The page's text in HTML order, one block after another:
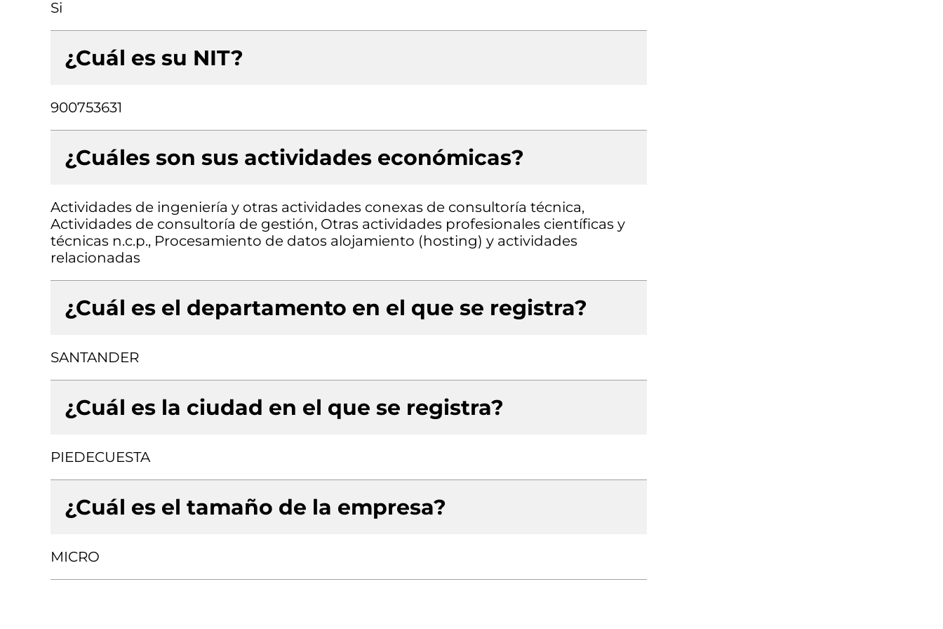
Si
¿Cuál es su NIT?
900753631
¿Cuáles son sus actividades económicas?
Actividades de ingeniería y otras actividades conexas de consultoría técnica,
Actividades de consultoría de gestión, Otras actividades profesionales científicas y
técnicas n.c.p., Procesamiento de datos alojamiento (hosting) y actividades
relacionadas
¿Cuál es el departamento en el que se registra?
SANTANDER
¿Cuál es la ciudad en el que se registra?
PIEDECUESTA
¿Cuál es el tamaño de la empresa?
MICRO